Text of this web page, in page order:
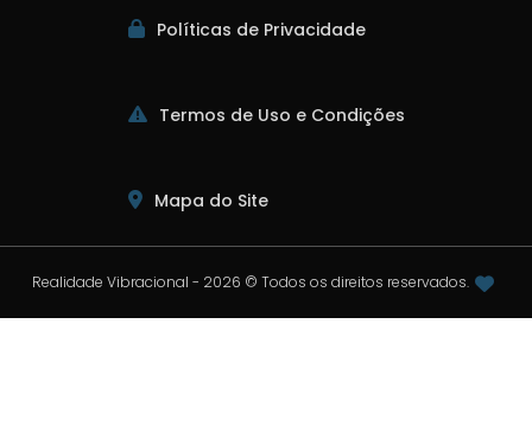
Políticas de Privacidade
Termos de Uso e Condições
Mapa do Site
Realidade Vibracional - 2026 © Todos os direitos reservados.